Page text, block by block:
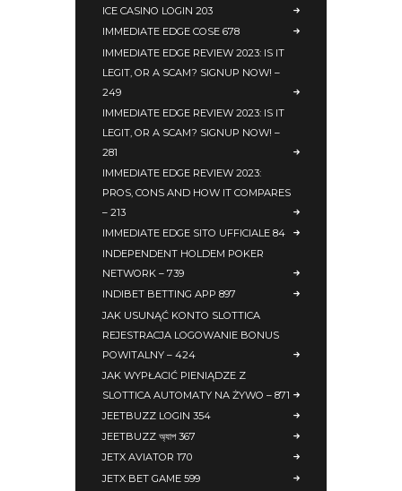
ICE CASINO LOGIN 203
IMMEDIATE EDGE COSE 678
IMMEDIATE EDGE REVIEW 2023: IS IT
LEGIT, OR A SCAM? SIGNUP NOW! –
249
IMMEDIATE EDGE REVIEW 2023: IS IT
LEGIT, OR A SCAM? SIGNUP NOW! –
281
IMMEDIATE EDGE REVIEW 2023:
PROS, CONS AND HOW IT COMPARES
– 213
IMMEDIATE EDGE SITO UFFICIALE 84
INDEPENDENT HOLDEM POKER
NETWORK – 739
INDIBET BETTING APP 897
JAK USUNĄĆ KONTO SLOTTICA
REJESTRACJA LOGOWANIE BONUS
POWITALNY – 424
JAK WYPŁACIĆ PIENIĄDZE Z
SLOTTICA AUTOMATY NA ŻYWO – 871
JEETBUZZ LOGIN 354
JEETBUZZ অ্যাপ 367
JETX AVIATOR 170
JETX BET GAME 599